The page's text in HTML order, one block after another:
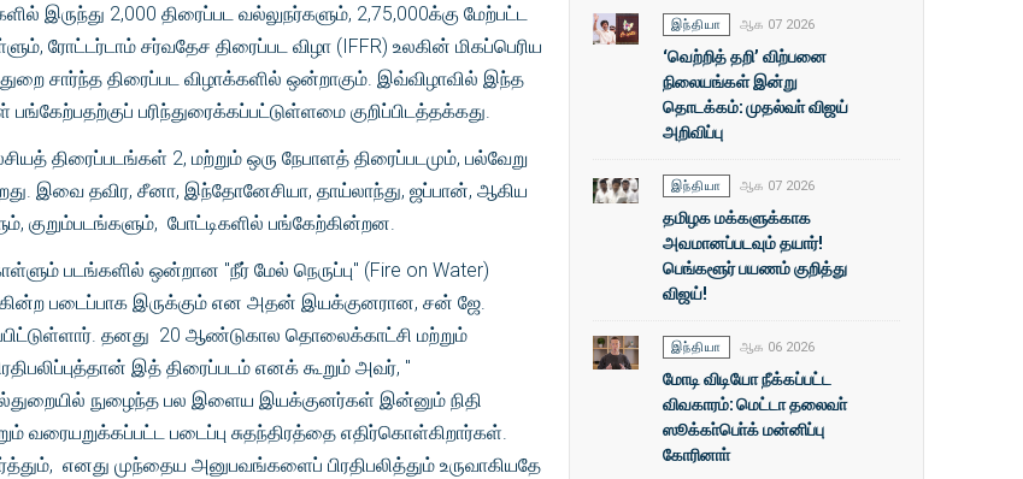
இருந்து 2,000 திரைப்பட வல்லுநர்களும், 2,75,000க்கு மேற்பட்ட
ரோட்டர்டாம் சர்வதேச திரைப்பட விழா (IFFR) உலகின் மிகப்பெரிய
சார்ந்த திரைப்பட விழாக்களில் ஒன்றாகும். இவ்விழாவில் இந்த
பரிந்துரைக்கப்பட்டுள்ளமை குறிப்பிடத்தக்கது.
திரைப்படங்கள் 2, மற்றும் ஒரு நேபாளத் திரைப்படமும், பல்வேறு
இவை தவிர, சீனா, இந்தோனேசியா, தாய்லாந்து, ஜப்பான், ஆகிய
குறும்படங்களும், போட்டிகளில் பங்கேற்கின்றன.
படங்களில் ஒன்றான "நீர் மேல் நெருப்பு" (Fire on Water)
படைப்பாக இருக்கும் என அதன் இயக்குனரான, சன் ஜே.
தனது 20 ஆண்டுகால தொலைக்காட்சி மற்றும்
இத் திரைப்படம் எனக் கூறும் அவர், "
நுழைந்த பல இளைய இயக்குனர்கள் இன்னும் நிதி
வரையறுக்கப்பட்ட படைப்பு சுதந்திரத்தை எதிர்கொள்கிறார்கள்.
எனது முந்தைய அனுபவங்களைப் பிரதிபலித்தும் உருவாகியதே
இந்தியா ஆக 07 2026
‘வெற்றித் தறி’ விற்பனை
நிலையங்கள் இன்று
தொடக்கம்: முதல்வா் விஜய்
அறிவிப்பு
இந்தியா ஆக 07 2026
தமிழக மக்களுக்காக
அவமானப்படவும் தயார்!
பெங்களூர் பயணம் குறித்து
விஜய்!
இந்தியா ஆக 06 2026
மோடி விடியோ நீக்கப்பட்ட
விவகாரம்: மெட்டா தலைவா்
ஸூக்கா்பொ்க் மன்னிப்பு
கோரினாா்